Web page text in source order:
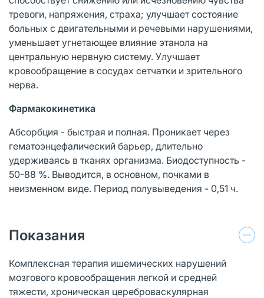
тревоги, напряжения, страха; улучшает состояние
больных с двигательными и речевыми нарушениями,
уменьшает угнетающее влияние этанола на
центральную нервную систему. Улучшает
кровообращение в сосудах сетчатки и зрительного
нерва.
Фармакокинетика
Абсорбция - быстрая и полная. Проникает через
гематоэнцефалический барьер, длительно
удерживаясь в тканях организма. Биодоступность -
50-88 %. Выводится, в основном, почками в
неизменном виде. Период полувыведения - 0,51 ч.
Показания
Комплексная терапия ишемических нарушений
мозгового кровообращения легкой и средней
тяжести, хроническая цереброваскулярная